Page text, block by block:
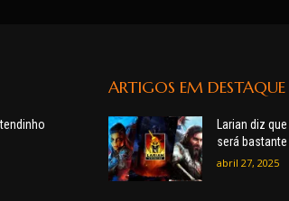
ARTIGOS EM DESTAQUE
Larian diz
será
abril 27, 2025